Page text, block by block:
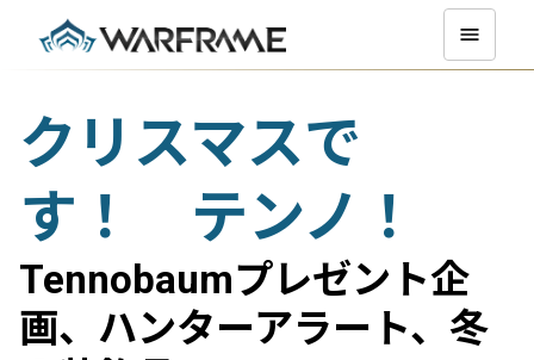
クリスマスで
す！ テンノ！
Tennobaumプレゼント企
画、ハンターアラート、冬